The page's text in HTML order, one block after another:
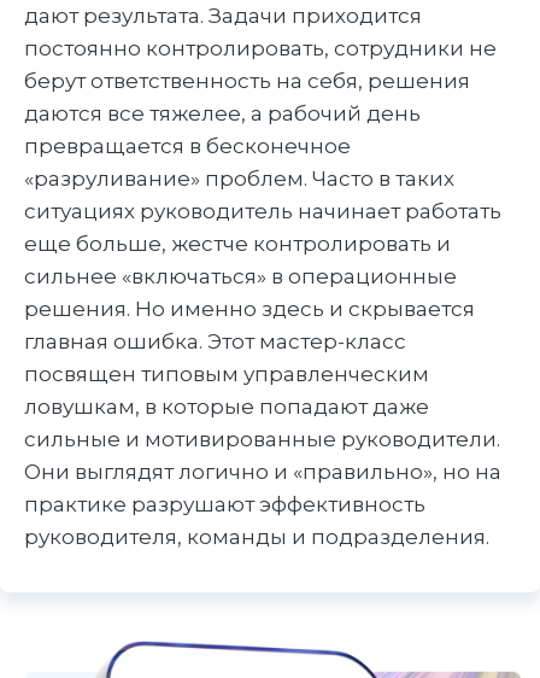
дают результата. Задачи приходится
постоянно контролировать, сотрудники не
берут ответственность на себя, решения
даются все тяжелее, а рабочий день
превращается в бесконечное
«разруливание» проблем. Часто в таких
ситуациях руководитель начинает работать
еще больше, жестче контролировать и
сильнее «включаться» в операционные
решения. Но именно здесь и скрывается
главная ошибка. Этот мастер-класс
посвящен типовым управленческим
ловушкам, в которые попадают даже
сильные и мотивированные руководители.
Они выглядят логично и «правильно», но на
практике разрушают эффективность
руководителя, команды и подразделения.